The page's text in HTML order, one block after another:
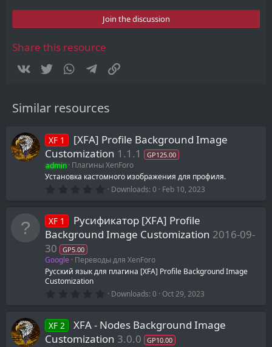
0
t
Join the discussion
Share this resource
Vkontakte
Twitter WhatsAppTelegram
Similar resources
XF 1
[XFA] Profile Background Image
Customization 1.1.1 GP125.00
admin Плагины XenForo
Установка кастомного изображения для профиля.
0
s
t
a
(
s
)
Downloads 0 Feb 10, 2023
XF 1
Русификатор [XFA] Profile
Background Image Customization 2016-09-
30
GP5.00
Google
Переводы для XenForo
Русский язык для плагина [XFA] Profile Background Image
Customization
0
0
s
t
a
Downloads 0 Oct 29, 2023
XF 2
XFA - Nodes Background Image
Customization 3.0.0 GP10.00